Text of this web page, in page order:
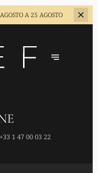
A 25 AGOSTO
+33 1 47 00 03 22